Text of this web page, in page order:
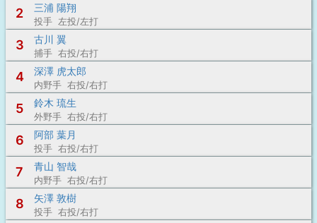
2 三浦 陽翔
投手 左投/左打
3 古川 翼
捕手 右投/右打
4 深澤 虎太郎
内野手 右投/右打
5 鈴木 琉生
外野手 右投/右打
6 阿部 葉月
投手 右投/右打
7 青山 智哉
内野手 右投/右打
8 矢澤 敦樹
投手 右投/右打